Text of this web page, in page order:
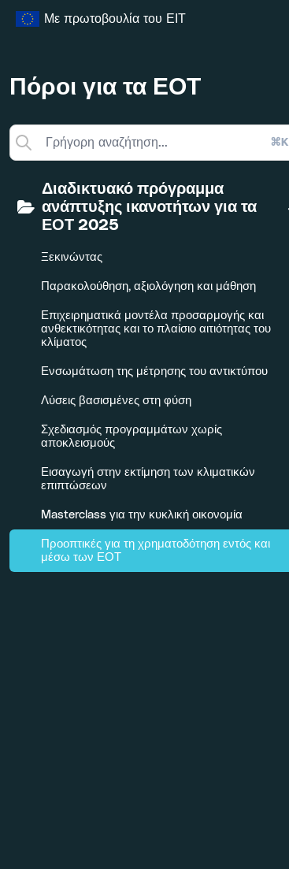
Με πρωτοβουλία του ΕΙΤ
Πόροι για τα ΕΟΤ
⌘K
Διαδικτυακό πρόγραμμα
ανάπτυξης ικανοτήτων για τα
ΕΟΤ 2025
Ξεκινώντας
Παρακολούθηση, αξιολόγηση και μάθηση
Επιχειρηματικά μοντέλα προσαρμογής και
ανθεκτικότητας και το πλαίσιο αιτιότητας του
κλίματος
Ενσωμάτωση της μέτρησης του αντικτύπου
Λύσεις βασισμένες στη φύση
Σχεδιασμός προγραμμάτων χωρίς
αποκλεισμούς
Εισαγωγή στην εκτίμηση των κλιματικών
επιπτώσεων
Masterclass για την κυκλική οικονομία
Προοπτικές για τη χρηματοδότηση εντός και
μέσω των ΕΟΤ